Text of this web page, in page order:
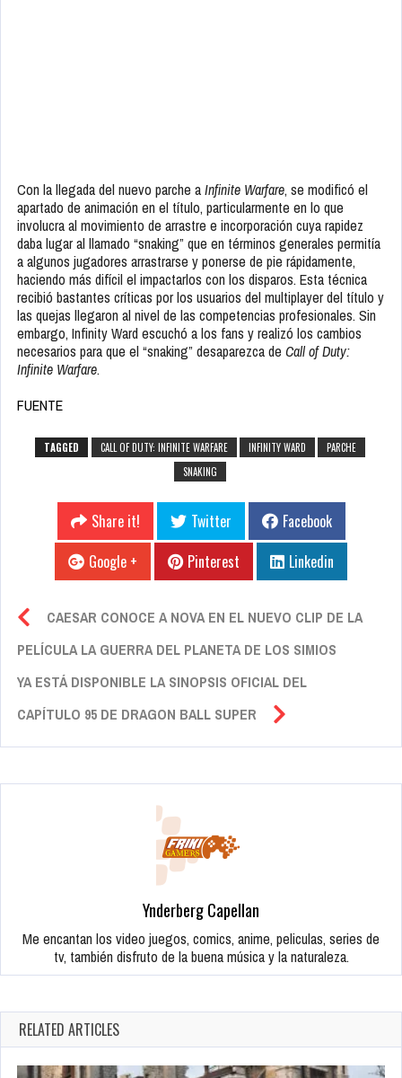
Con la llegada del nuevo parche aInfinite Warfare, se modificó el
apartado de animación en el título, particularmente en lo que
involucra al movimiento de arrastre e incorporación cuya rapidez
daba lugar al llamado “snaking” que en términos generales permitía
a algunos jugadores arrastrarse y ponerse de pie rápidamente,
haciendo más difícil el impactarlos con los disparos. Esta técnica
recibió bastantes críticas por los usuarios del multiplayer del título y
las quejas llegaron al nivel de las competencias profesionales. Sin
embargo, Infinity Ward escuchó a los fans y realizó los cambios
necesarios para que el “snaking” desaparezca de Call of Duty:
Infinite Warfare.
FUENTE
TAGGED CALL OF DUTY: INFINITE WARFARE INFINITY WARD
PARCHE
SNAKING
Share it! Twitter
Facebook
Google +
Pinterest Linkedin
CAESAR CONOCE A NOVA EN EL NUEVO CLIP DE LA
PELÍCULA LA GUERRA DEL PLANETA DE LOS SIMIOS
YA ESTÁ DISPONIBLE LA SINOPSIS OFICIAL DEL
CAPÍTULO 95 DE DRAGON BALL SUPER
Ynderberg Capellan
Me encantan los video juegos, comics, anime, peliculas, series de
tv, también disfruto de la buena música y la naturaleza.
RELATED ARTICLES